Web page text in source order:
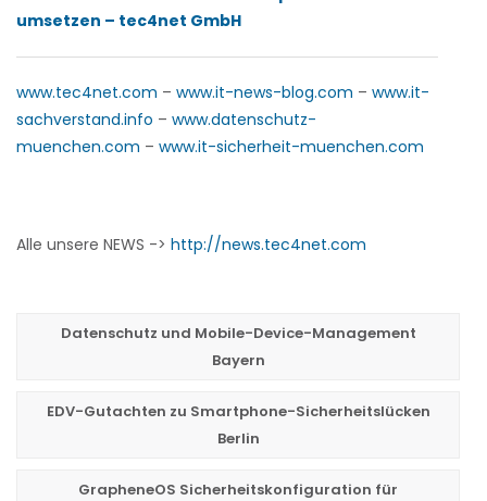
umsetzen – tec4net GmbH
www.tec4net.com – www.it-news-blog.com – www.it-
sachverstand.info – www.datenschutz-
muenchen.com – www.it-sicherheit-muenchen.com
Alle unsere NEWS -> http://news.tec4net.com
Datenschutz und Mobile-Device-Management
Bayern
EDV-Gutachten zu Smartphone-Sicherheitslücken
Berlin
GrapheneOS Sicherheitskonfiguration für